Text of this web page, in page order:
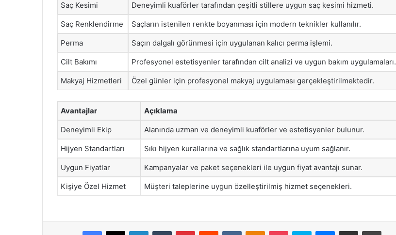
Saç Kesimi Deneyimli kuaförler tarafından çeşitli stillere uygun saç kesimi hizmeti.
Saç Renklendirme Saçların istenilen renkte boyanması için modern teknikler kullanılır.
Perma Saçın dalgalı görünmesi için uygulanan kalıcı perma işlemi.
Cilt Bakımı Profesyonel estetisyenler tarafından cilt analizi ve uygun bakım uygulamaları.
Makyaj Hizmetleri Özel günler için profesyonel makyaj uygulaması gerçekleştirilmektedir.
Avantajlar Açıklama
Deneyimli Ekip Alanında uzman ve deneyimli kuaförler ve estetisyenler bulunur.
Hijyen Standartları Sıkı hijyen kurallarına ve sağlık standartlarına uyum sağlanır.
Uygun Fiyatlar Kampanyalar ve paket seçenekleri ile uygun fiyat avantajı sunar.
Kişiye Özel Hizmet Müşteri taleplerine uygun özelleştirilmiş hizmet seçenekleri.
Facebook
X LinkedInTumblr PinterestReddit VKontakteOdnoklassniki
Pocket Skype Messenger
E-Posta ile paylaş Yazdır